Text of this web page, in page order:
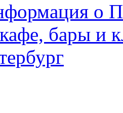
о
бары и